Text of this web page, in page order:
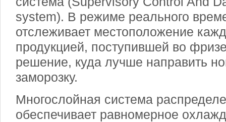
system). В режиме реального
отслеживает местоположение
продукцией, поступившей во
решение, куда лучше направить
заморозку.
Многослойная система
обеспечивает равномерное